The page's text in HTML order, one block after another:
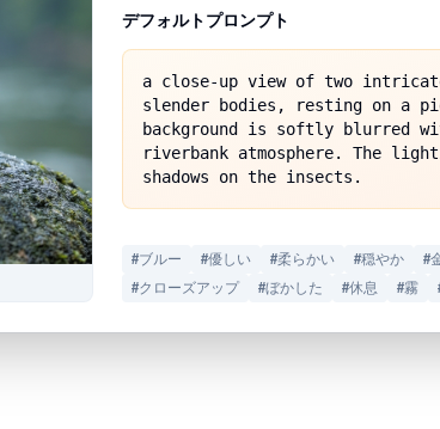
デフォルトプロンプト
a close-up view of two
slender bodies, resting on a
background is softly blurred
riverbank atmosphere. The
shadows on the insects.
#ブルー #優しい #柔らかい #穏やか #
#クローズアップ #ぼかした #休息 #霧